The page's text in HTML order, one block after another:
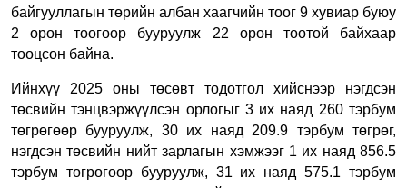
байгууллагын төрийн албан хаагчийн тоог 9 хувиар буюу
2 орон тоогоор бууруулж 22 орон тоотой байхаар
тооцсон байна.
Ийнхүү 2025 оны төсөвт тодотгол хийснээр нэгдсэн
төсвийн тэнцвэржүүлсэн орлогыг 3 их наяд 260 тэрбум
төгрөгөөр бууруулж, 30 их наяд 209.9 тэрбум төгрөг,
нэгдсэн төсвийн нийт зарлагын хэмжээг 1 их наяд 856.5
тэрбум төгрөгөөр бууруулж, 31 их наяд 575.1 тэрбум